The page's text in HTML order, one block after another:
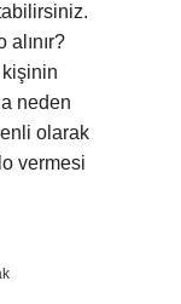
kişinin
neden
olarak
vermesi